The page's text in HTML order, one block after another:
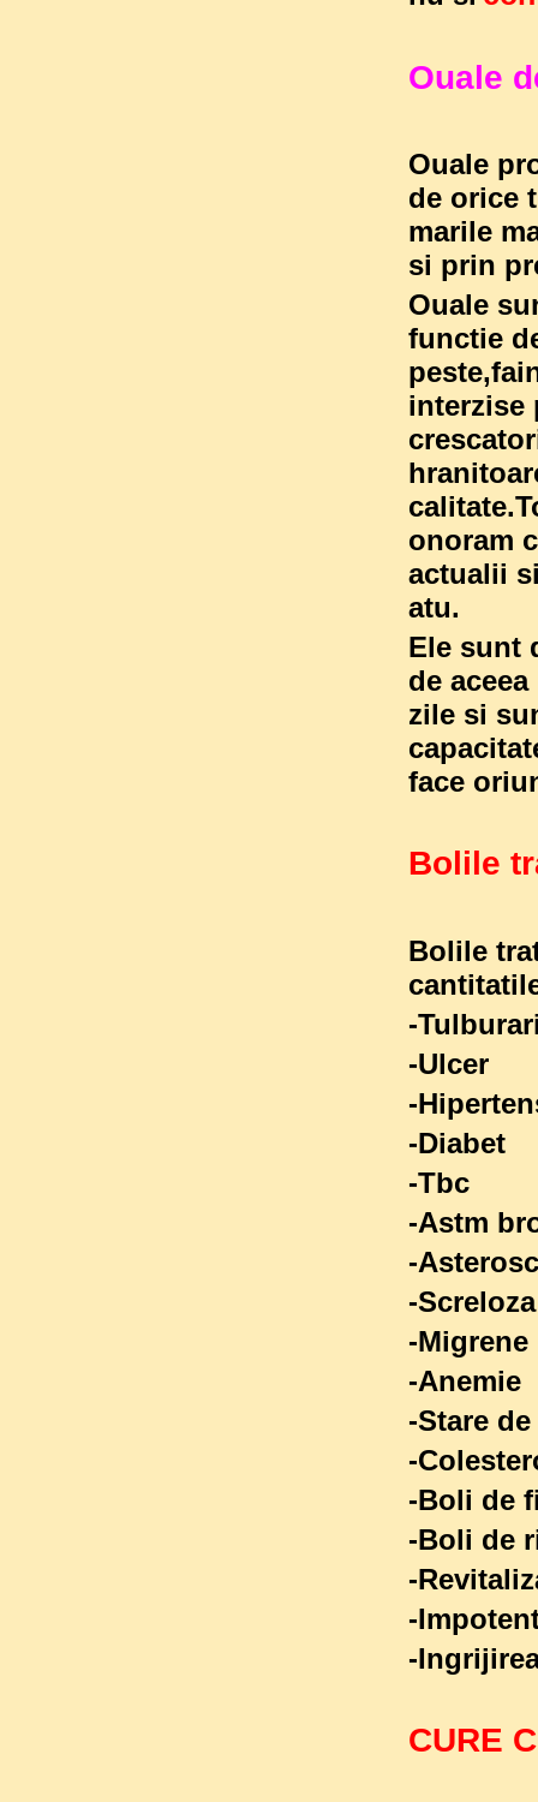
Ouale
Ouale
de orice
marile
si prin
Ouale
functie
interzise
onoram
actualii
atu.
Ele sunt
de
zile si
face
Bolile
Bolile
-
-
-
-
-
-
-
-
-
-
-
-
-
-
-
-
-
CURE